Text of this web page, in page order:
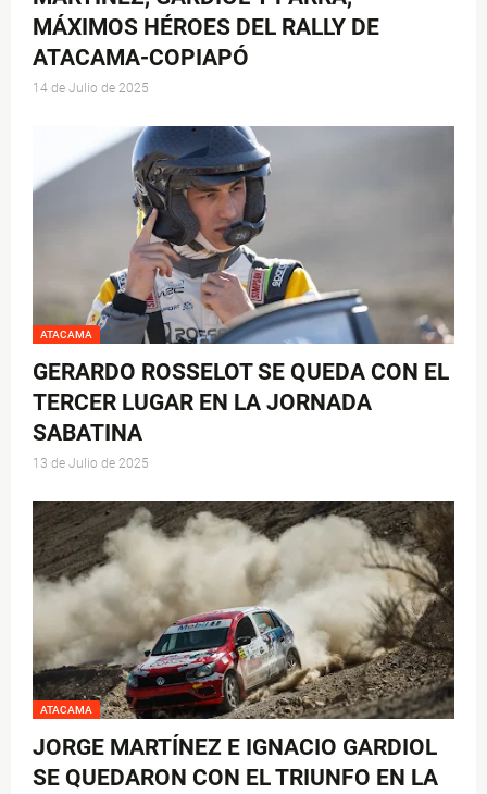
MÁXIMOS HÉROES DEL RALLY DE
ATACAMA-COPIAPÓ
14 de Julio de 2025
ATACAMA
GERARDO ROSSELOT SE QUEDA CON EL
TERCER LUGAR EN LA JORNADA
SABATINA
13 de Julio de 2025
ATACAMA
JORGE MARTÍNEZ E IGNACIO GARDIOL
SE QUEDARON CON EL TRIUNFO EN LA